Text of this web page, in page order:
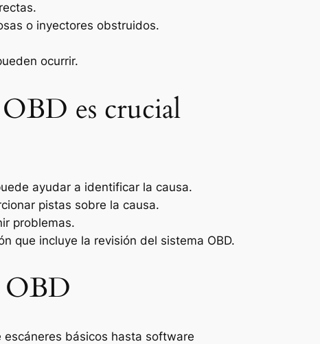
o inyectores obstruidos.
ocurrir.
es crucial
ayudar a identificar la causa.
pistas sobre la causa.
problemas.
que incluye la revisión del sistema OBD.
OBD
básicos hasta software